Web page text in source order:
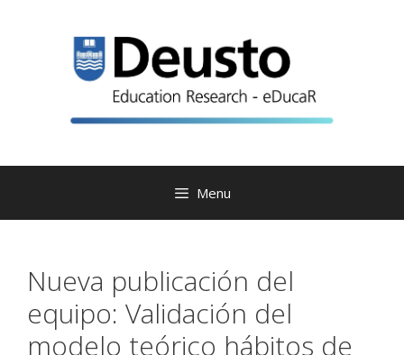
Menu
Nueva publicación del
equipo: Validación del
modelo teórico hábitos de